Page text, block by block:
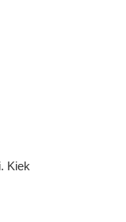
Kiek